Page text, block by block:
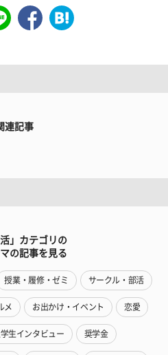
連記事
活」カテゴリの
の記事を見る
授業・履修・ゼミ サークル・部活
メ お出かけ・イベント 恋愛
生インタビュー 奨学金